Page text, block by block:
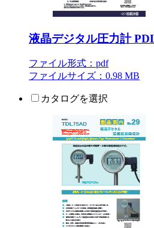
液晶デジタル圧力計
ファイル形式：pdf
ファイルサイズ：0.98 MB
カタログを選択